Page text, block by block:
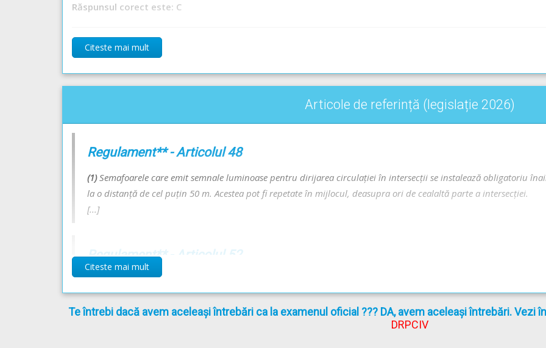
Răspunsul corect este: C
Recomandări:
Citeste mai mult
Articole de referință (legislație 2026)
Regulament** - Articolul 48
(1)Semafoarele care emit semnale luminoase pentru dirijarea circulaţiei în intersecţii se instalează obligatoriu
la o distanţă de cel puţin 50 m. Acestea pot fi repetate în mijlocul, deasupra ori de cealaltă parte a intersecţiei.
[...]
Regulament** - Articolul 52
[...]
(2)La semnalul de culoare roşie vehiculul trebuie oprit înaintea marcajului pentru oprire sau, după caz, pentru
dreptul semaforului.Dacă semaforul este instalat deasupra ori de cealaltă parte a intersecţiei, în lipsa
vehiculul trebuie oprit înainte de marginea părţii carosabile a drumului ce urmează a fi intersectat
Citeste mai mult
Te întrebi dacă avem aceleași întrebări ca la examenul oficial ??? DA, avem aceleași întrebări. Vezi
DRPCIV